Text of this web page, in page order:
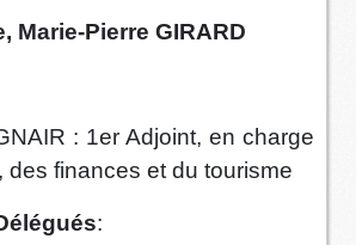
Marie-Pierre GIRARD
: 1er Adjoint, en charge
des finances et du tourisme
: